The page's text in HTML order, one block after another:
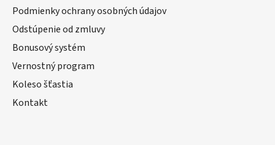
Podmienky ochrany osobných údajov
Odstúpenie od zmluvy
Bonusový systém
Vernostný program
Koleso šťastia
Kontakt